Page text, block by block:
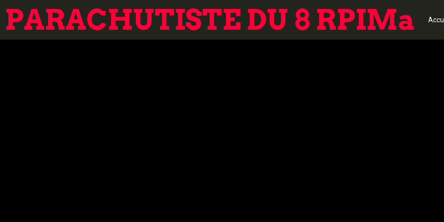
PARACHUTISTE DU 8 RPIMa